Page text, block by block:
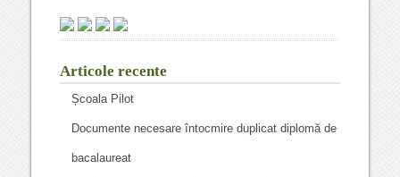
Articole recente
Școala Pilot
Documente necesare întocmire duplicat diplomă de
bacalaureat